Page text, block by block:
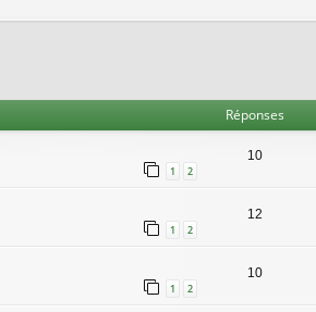
Réponses
1 2
10
1 2
12
1 2
10